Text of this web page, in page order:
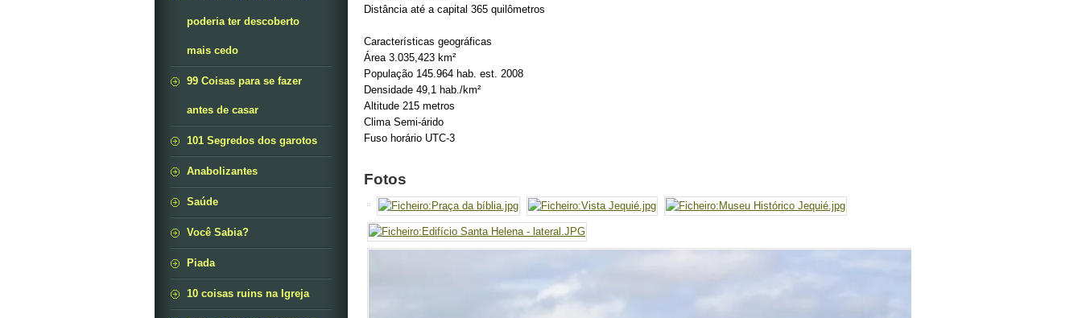
Distância até a capital 365 quilômetros
Características geográficas
Área 3.035,423 km²
População 145.964 hab. est. 2008
Densidade 49,1 hab./km²
Altitude 215 metros
Clima Semi-árido
Fuso horário UTC-3
Fotos
poderia ter descoberto
mais cedo
99 Coisas para se fazer
antes de casar
101 Segredos dos garotos
Anabolizantes
Saúde
Você Sabia?
Piada
10 coisas ruins na Igreja